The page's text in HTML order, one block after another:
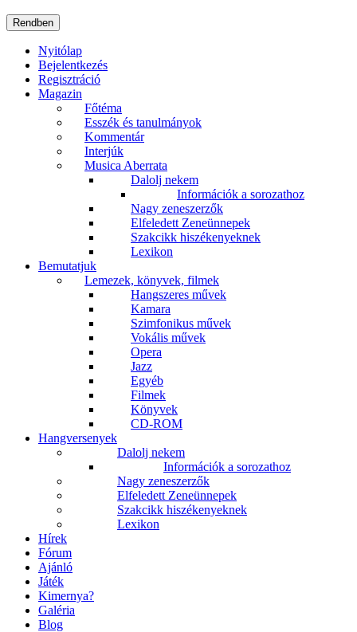
Nyitólap
Bejelentkezés
Regisztráció
Magazin
Főtéma
Esszék és tanulmányok
Kommentár
Interjúk
Musica Aberrata
Dalolj nekem
Információk a sorozathoz
Nagy zeneszerzők
Elfeledett Zeneünnepek
Szakcikk hiszékenyeknek
Lexikon
Bemutatjuk
Lemezek, könyvek, filmek
Hangszeres művek
Kamara
Szimfonikus művek
Vokális művek
Opera
Jazz
Egyéb
Filmek
Könyvek
CD-ROM
Hangversenyek
Dalolj nekem
Információk a sorozathoz
Nagy zeneszerzők
Elfeledett Zeneünnepek
Szakcikk hiszékenyeknek
Lexikon
Hírek
Fórum
Ajánló
Játék
Kimernya?
Galéria
Blog